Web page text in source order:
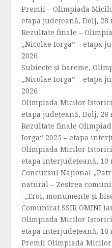
Premii – Olimpiada
etapa județeană, Dolj, 28
Rezultate finale –
„Nicolae Iorga” – etapa
2026
Subiecte și bareme,
„Nicolae Iorga” – etapa
2026
Olimpiada Micilor Istorici
etapa județeană, Dolj, 28
Rezultate finale
Iorga“ 2025 – etapa
Olimpiada Micilor Istorici
etapa interjudețeană, 10
Concursul Național
natural – Zestrea
-„Eroi, monumente și
Comunicat SSIR OMINI
Olimpiada Micilor Istorici
etapa interjudeţeană, 10
Premii Olimpiada